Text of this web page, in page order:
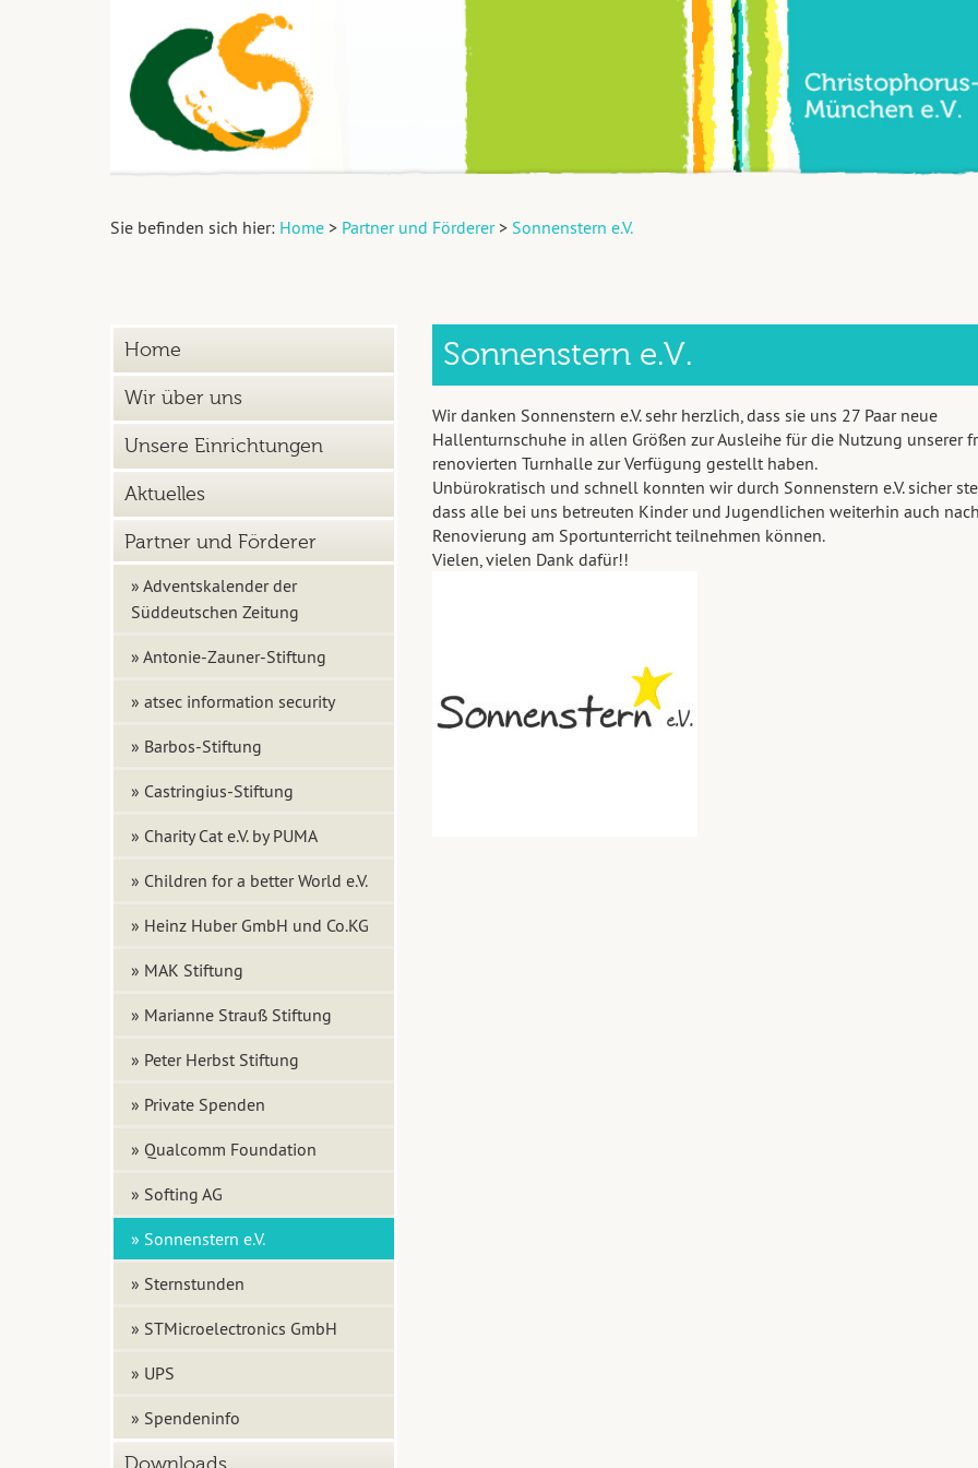
Sie befinden sich hier: Home> Partner und Förderer> Sonnenstern e.V.
Home
Wir über uns
Unsere Einrichtungen
Aktuelles
Partner und Förderer
» Adventskalender der
Süddeutschen Zeitung
» Antonie-Zauner-Stiftung
» atsec information security
» Barbos-Stiftung
» Castringius-Stiftung
» Charity Cat e.V. by PUMA
» Children for a better World e.V.
» Heinz Huber GmbH und Co.KG
» MAK Stiftung
» Marianne Strauß Stiftung
» Peter Herbst Stiftung
» Private Spenden
» Qualcomm Foundation
» Softing AG
» Sonnenstern e.V.
» Sternstunden
» STMicroelectronics GmbH
» UPS
» Spendeninfo
Sonnenstern e.V.
Wir danken Sonnenstern e.V. sehr herzlich, dass sie uns 27 Paar neue
Hallenturnschuhe in allen Größen zur Ausleihe für die Nutzung unserer
renovierten Turnhalle zur Verfügung gestellt haben.
Unbürokratisch und schnell konnten wir durch Sonnenstern e.V. sicher
dass alle bei uns betreuten Kinder und Jugendlichen weiterhin auch
Renovierung am Sportunterricht teilnehmen können.
Vielen, vielen Dank dafür!!